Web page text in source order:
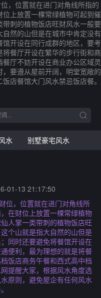
，位置就在进门对角线所指的
上放置一棵常绿植物可起到催
刺的植物饭店旺财风水一般要
然的山但是在城市中肯定没有
开设在同行成群的地区，要考
餐厅开设在繁华的步行街和商
厅不妨开设在商业办公区域灵
要遵从屋前开阔，明堂宽敞的
店餐馆大门风水禁忌饭店餐。
水 别墅豪宅风水
01-13 21:17:50
位，位置就在进门对角线所
在财位上放置一棵常绿植物
人掌一类带刺的植物饭店旺
个山就是指大自然的山但是
同时还要避免将餐馆开设在
便利，最为理想的就是将餐
饭店商务午餐和西式高中档
提醒大家，根据风水角度选
原则，避免屋企有任何风水